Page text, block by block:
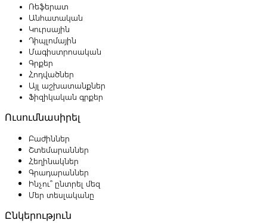
Ռեֆերատ
Անհատական
Կուրսային
Դիպլոմային
Մագիստրոսական
Գրքեր
Հոդվածներ
Այլ աշխատանքներ
Ֆիզիկական գրքեր
Ուսումնասիրել
Բաժիններ
Շտեմարաններ
Հեղինակներ
Գրադարաններ
Ինչու՞ ընտրել մեզ
Մեր տեսլականը
Ընկերություն